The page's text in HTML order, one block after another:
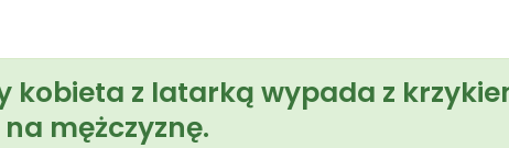
kobieta z latarką wypada z
mężczyznę.